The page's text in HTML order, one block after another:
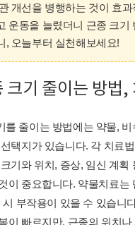
개선을 병행하는 것이 효과
운동을 늘렸더니 근종 크기
, 오늘부터 실천해보세요!
크기 줄이는 방법,
를 줄이는 방법에는 약물,
택지가 있습니다. 각 치료
기와 위치, 증상, 임신 계획
이 중요합니다. 약물치료는
시 부작용이 있을 수 있습니
이 빠르지만, 근종의 위치